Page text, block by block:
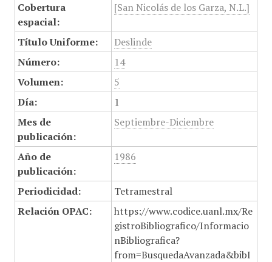
Cobertura
espacial:
[San Nicolás de los Garza, N.L.]
Título Uniforme:
Deslinde
Número:
14
Volumen:
5
Día:
1
Mes de
publicación:
Septiembre-Diciembre
Año de
publicación:
1986
Periodicidad:
Tetramestral
Relación OPAC:
https://www.codice.uanl.mx/Re
gistroBibliografico/Informacio
nBibliografica?
from=BusquedaAvanzada&bibI